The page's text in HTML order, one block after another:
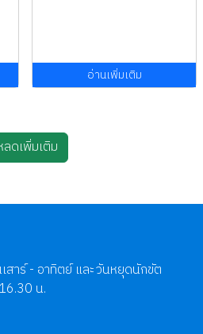
อ่านเพิ่มเติม
ลดเพิ่มเติม
าร์ - อาทิตย์ และวันหยุดนักขัต
น.